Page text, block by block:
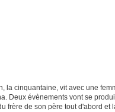
la cinquantaine, vit avec une
Deux évènements vont se
frère de son père tout d'abord et